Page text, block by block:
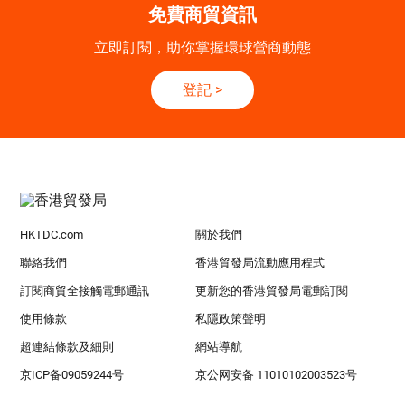
免費商貿資訊
立即訂閱，助你掌握環球營商動態
登記 >
HKTDC.com 關於我們
聯絡我們 香港貿發局流動應用程式
訂閱商貿全接觸電郵通訊 更新您的香港貿發局電郵訂閱
使用條款 私隱政策聲明
超連結條款及細則 網站導航
京ICP备09059244号 京公网安备 11010102003523号